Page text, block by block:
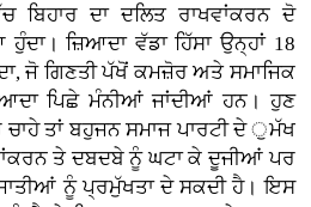
ਬਿਹਾਰ ਦਾ ਦਲਿਤ ਰਾਖਵਾਂਕਰਨ ਦੋ
ਜ਼ਿਆਦਾ ਵੱਡਾ ਹਿੱਸਾ ਉਨ੍ਹਾਂ 18
ਜੋ ਗਿਣਤੀ ਪੱਖੋਂ ਕਮਜ਼ੋਰ ਅਤੇ ਸਮਾਜਿਕ
ਪਿਛੇ ਮੰਨੀਆਂ ਜਾਂਦੀਆਂ ਹਨ। ਹੁਣ
ਤਾਂ ਬਹੁਜਨ ਸਮਾਜ ਪਾਰਟੀ ਦੇ ੁਮੱਖ
ਤੇ ਦਬਦਬੇ ਨੂੰ ਘਟਾ ਕੇ ਦੂਜੀਆਂ ਪਰ
ਨੂੰ ਪ੍ਰਮੁੱਖਤਾ ਦੇ ਸਕਦੀ ਹੈ। ਇਸ